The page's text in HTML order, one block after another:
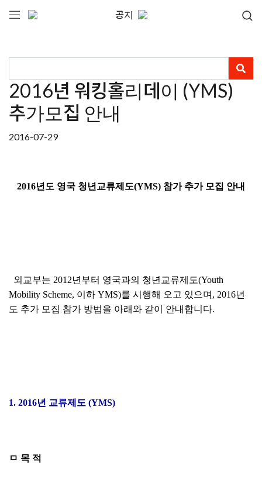
공지
2016년 워킹홀리데이 (YMS)
추가모집 안내
2016-07-29
2016년도 영국 청년교류제도(YMS) 참가 추가 모집 안내
외교부는 2012년부터 영국과의 청년교류제도(Youth
Mobility Scheme, 이하 YMS)를 시행해 오고 있으며, 2016년
도 추가 모집 참가 방법을 아래와 같이 안내합니다.
1. 2016년 교류제도 (YMS)
ㅁ 목 적